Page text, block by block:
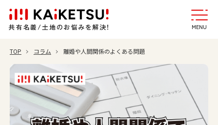
MENU
TOP コラム 離婚や人間関係のよくある問題